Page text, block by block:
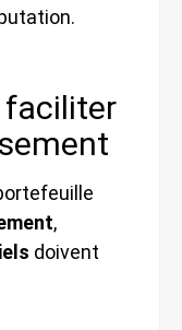
faciliter
,
doivent